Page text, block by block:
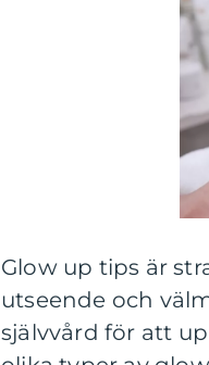
Glow up tips är
utseende och
självvård för att